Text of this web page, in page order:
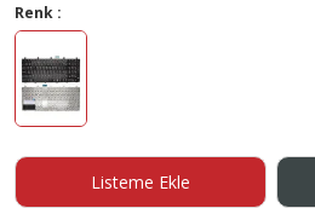
Renk :
Listeme Ekle